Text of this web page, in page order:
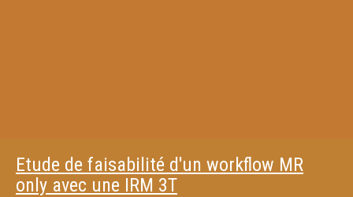
Etude de faisabilité d'un workflow MR
only avec une IRM 3T